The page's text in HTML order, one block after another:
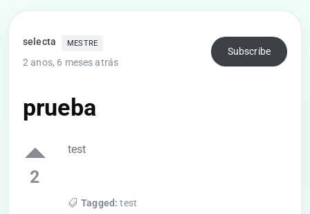
selecta MESTRE
2 anos, 6 meses atrás
Subscribe
prueba
2
test
Tagged: test